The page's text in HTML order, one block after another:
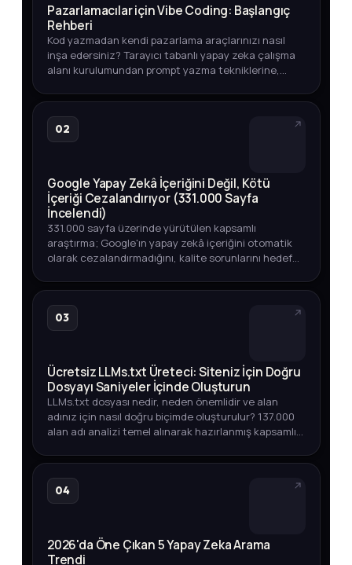
Pazarlamacılar için Vibe Coding: Başlangıç
Rehberi
Kod yazmadan kendi pazarlama araçlarınızı nasıl
inşa edersiniz? Tarayıcı tabanlı yapay zeka çalışma
alanı kurulumundan prompt yazma tekniklerine,
adım adım açıklıyoruz.
02
Google Yapay Zekâ İçeriğini Değil, Kötü
İçeriği Cezalandırıyor (331.000 Sayfa
İncelendi)
331.000 sayfa üzerinde yürütülen kapsamlı
araştırma; Google'ın yapay zekâ içeriğini otomatik
olarak cezalandırmadığını, kalite sorunlarını hedef
endeksleme oranları v…
03
Ücretsiz LLMs.txt Üreteci: Siteniz İçin Doğru
Dosyayı Saniyeler İçinde Oluşturun
LLMs.txt dosyası nedir, neden önemlidir ve alan
adınız için nasıl doğru biçimde oluşturulur? 137.000
alan adı analizi temel alınarak hazırlanmış kapsamlı
04
2026'da Öne Çıkan 5 Yapay Zeka Arama
Trendi